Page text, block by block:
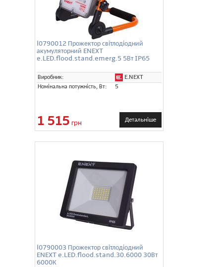
l0790012 Прожектор світлодіодний
акумуляторний ENEXT
e.LED.flood.stand.emerg.5 5Вт IP65
Виробник:
E.NEXT
Номінальна потужність, Вт:
5
1 515 грн Детальніше
l0790003 Прожектор світлодіодний
ENEXT e.LED.flood.stand.30.6000 30Вт
6000К